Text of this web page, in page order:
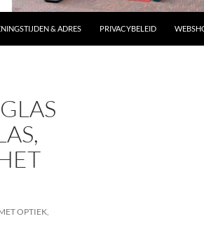
& ADRES PRIVACYBELEID
OPTIEK,